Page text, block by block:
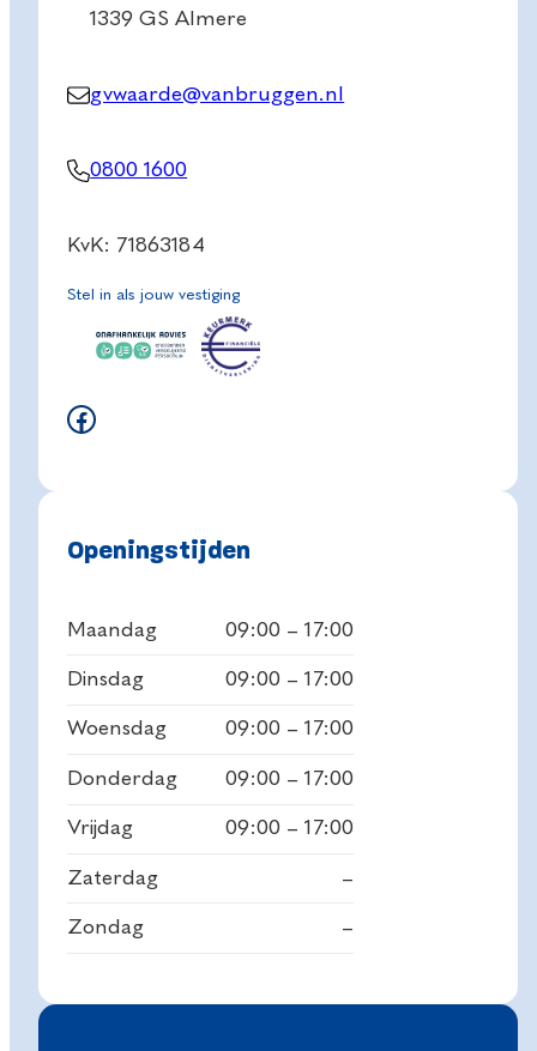
1339 GS Almere
gvwaarde@vanbruggen.nl
0800 1600
KvK: 71863184
Stel in als jouw vestiging
Facebook
Openingstijden
Maandag 09:00 – 17:00
Dinsdag 09:00 – 17:00
Woensdag 09:00 – 17:00
Donderdag 09:00 – 17:00
Vrijdag 09:00 – 17:00
Zaterdag –
Zondag –